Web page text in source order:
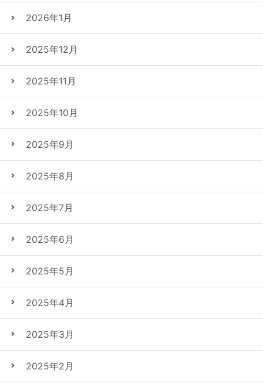
2026年1月
2025年12月
2025年11月
2025年10月
2025年9月
2025年8月
2025年7月
2025年6月
2025年5月
2025年4月
2025年3月
2025年2月